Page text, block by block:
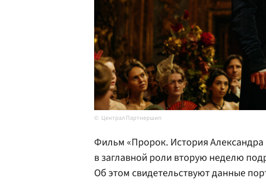
Централ Партнершип
Фильм «Пророк. История
в заглавной роли вторую неделю
Об этом свидетельствуют данные